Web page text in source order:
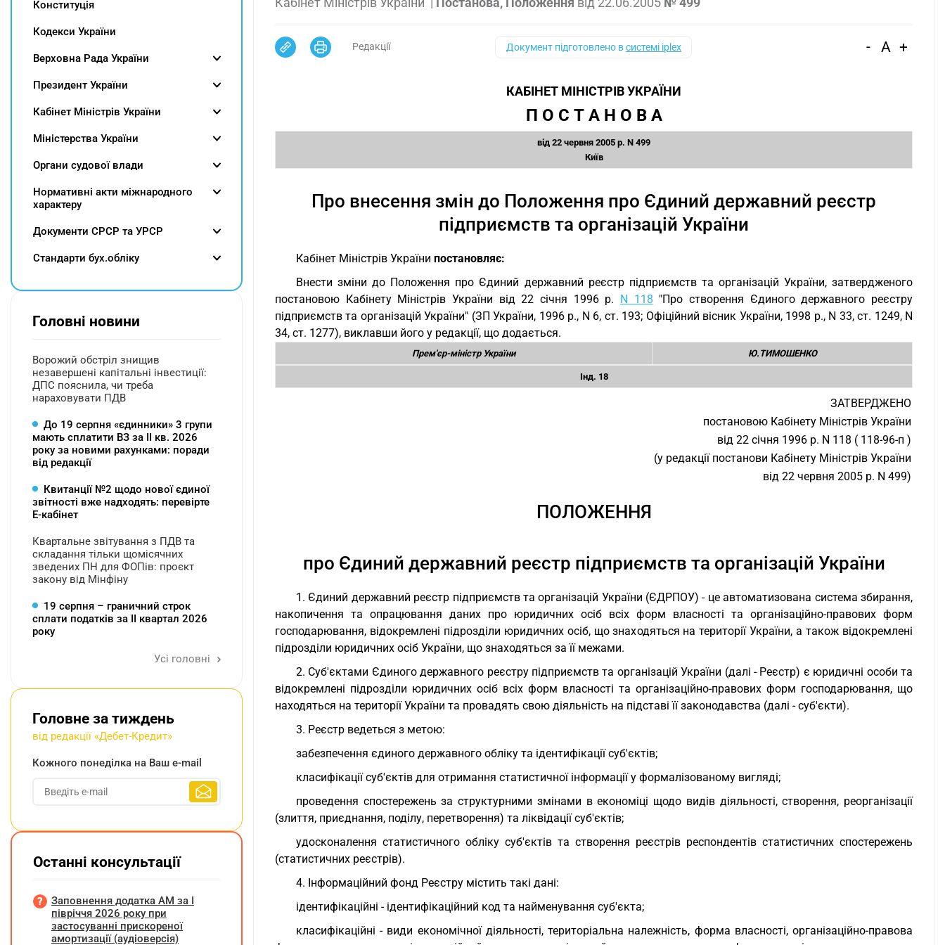
Редакції Документ підготовлено всистемі iplex - A +
КАБІНЕТ МІНІСТРІВ УКРАЇНИ
П О С Т А Н О В А
від 22 червня 2005 р. N 499
Київ
Про внесення змін до Положення про Єдиний державний реєстр
підприємств та організацій України
Кабінет Міністрів України постановляє:
Внести зміни до Положення про Єдиний державний реєстр підприємств та організацій України, затвердженого
постановою Кабінету Міністрів України від 22 січня 1996 р. N 118 "Про створення Єдиного державного реєстру
підприємств та організацій України" (ЗП України, 1996 р., N 6, ст. 193; Офіційний вісник України, 1998 р., N 33, ст. 1249, N
34, ст. 1277), виклавши його у редакції, що додається.
Прем'єр-міністр України Ю.ТИМОШЕНКО
Інд. 18
ЗАТВЕРДЖЕНО
постановою Кабінету Міністрів України
від 22 січня 1996 р. N 118 ( 118-96-п )
(у редакції постанови Кабінету Міністрів України
від 22 червня 2005 р. N 499)
ПОЛОЖЕННЯ
про Єдиний державний реєстр підприємств та організацій України
1. Єдиний державний реєстр підприємств та організацій України (ЄДРПОУ) - це автоматизована система збирання,
накопичення та опрацювання даних про юридичних осіб всіх форм власності та організаційно-правових форм
господарювання, відокремлені підрозділи юридичних осіб, що знаходяться на території України, а також відокремлені
підрозділи юридичних осіб України, що знаходяться за її межами.
2. Суб'єктами Єдиного державного реєстру підприємств та організацій України (далі - Реєстр) є юридичні особи та
відокремлені підрозділи юридичних осіб всіх форм власності та організаційно-правових форм господарювання, що
находяться на території України та провадять свою діяльність на підставі її законодавства (далі - суб'єкти).
3. Реєстр ведеться з метою:
забезпечення єдиного державного обліку та ідентифікації суб'єктів;
класифікації суб'єктів для отримання статистичної інформації у формалізованому вигляді;
проведення спостережень за структурними змінами в економіці щодо видів діяльності, створення, реорганізації
(злиття, приєднання, поділу, перетворення) та ліквідації суб'єктів;
удосконалення статистичного обліку суб'єктів та створення реєстрів респондентів статистичних спостережень
(статистичних реєстрів).
4. Інформаційний фонд Реєстру містить такі дані:
ідентифікаційні - ідентифікаційний код та найменування суб'єкта;
класифікаційні - види економічної діяльності, територіальна належність, форма власності, організаційно-правова
Конституція
Кодекси України
Верховна Рада України
Президент України
Кабінет Міністрів України
Міністерства України
Органи судової влади
Нормативні акти міжнародного
характеру
Документи СРСР та УРСР
Cтандарти бух.обліку
Головні новини
Ворожий обстріл знищив
незавершені капітальні інвестиції:
ДПС пояснила, чи треба
нараховувати ПДВ
До 19 серпня «єдинники» 3 групи
мають сплатити ВЗ за ІІ кв. 2026
року за новими рахунками: поради
від редакції
Квитанції №2 щодо нової єдиної
звітності вже надходять: перевірте
Е-кабінет
Квартальне звітування з ПДВ та
складання тільки щомісячних
зведених ПН для ФОПів: проєкт
закону від Мінфіну
19 серпня – граничний строк
сплати податків за ІI квартал 2026
року
Усі головні
Головне за тиждень
від редакції «Дебет-Кредит»
Кожного понеділка на Ваш e-mail
Останні консультації
Заповнення додатка АМ за І
півріччя 2026 року при
застосуванні прискореної
амортизації (аудіоверсія)